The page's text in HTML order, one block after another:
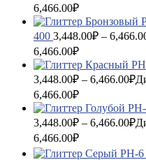
6,466.00₽
400 3,448.00₽ –
6,466.00₽
3,448.00₽ – 6,466.00₽
6,466.00₽
3,448.00₽ – 6,466.00₽
6,466.00₽